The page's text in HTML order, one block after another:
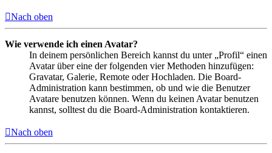
Nach oben
Wie verwende ich einen Avatar?
In deinem persönlichen Bereich kannst du unter „Profil“ einen
Avatar über eine der folgenden vier Methoden hinzufügen:
Gravatar, Galerie, Remote oder Hochladen. Die Board-
Administration kann bestimmen, ob und wie die Benutzer
Avatare benutzen können. Wenn du keinen Avatar benutzen
kannst, solltest du die Board-Administration kontaktieren.
Nach oben